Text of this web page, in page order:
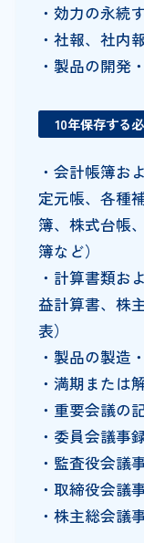
・効力の永続
・社報、社内
・製品の開発
10年保存する
・会計帳簿お
定元帳、各種
簿、株式台帳
簿など）
・計算書類お
益計算書、株
表）
・製品の製造
・満期または
・重要会議の
・委員会議事
・監査役会議
・取締役会議
・株主総会議